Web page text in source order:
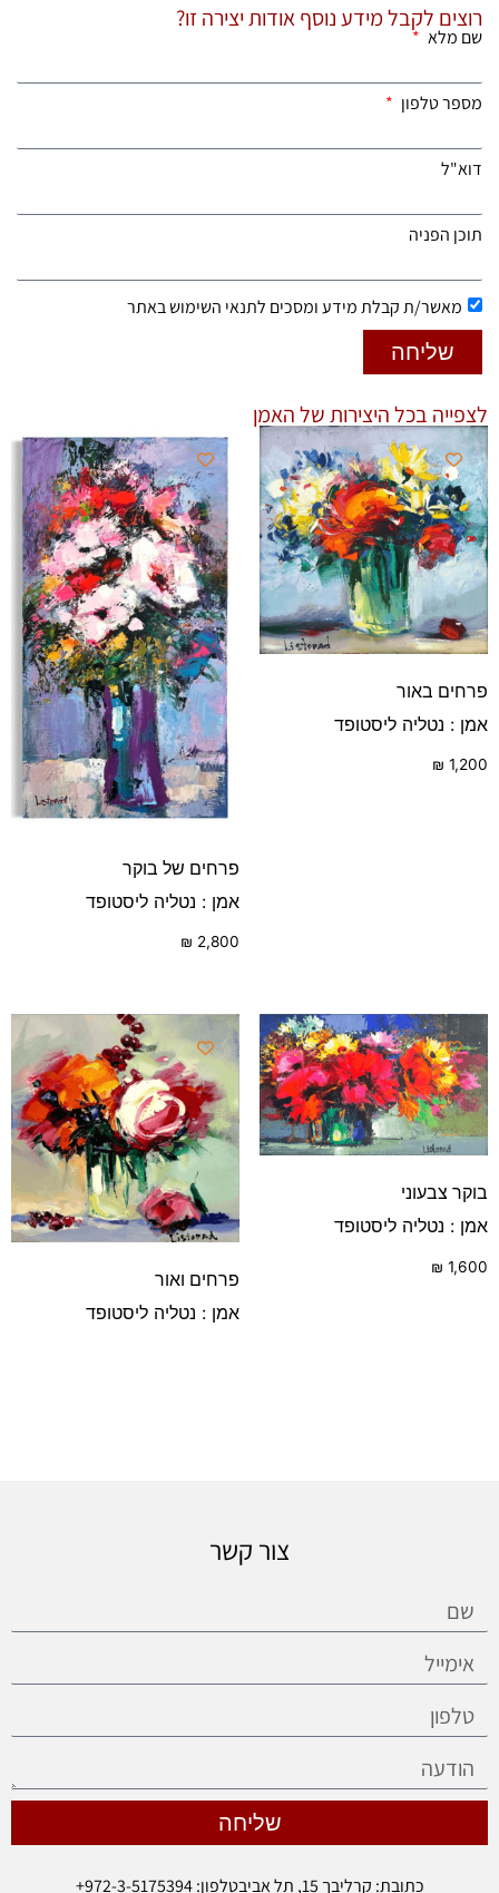
רוצים לקבל מידע נוסף אודות יצירה זו?
שם מלא
מספר טלפון
דוא"ל
תוכן הפניה
מאשר/ת קבלת מידע ומסכים לתנאי השימוש באתר
שליחה
לצפייה בכל היצירות של האמן
פרחים באור
אמן : נטליה ליסטופד
₪ 1,200
פרחים של בוקר
אמן : נטליה ליסטופד
₪ 2,800
בוקר צבעוני
אמן : נטליה ליסטופד
₪ 1,600
פרחים ואור
אמן : נטליה ליסטופד
צור קשר
שליחה
כתובת: קרליבך 15, תל אביב טלפון: 972-3-5175394+